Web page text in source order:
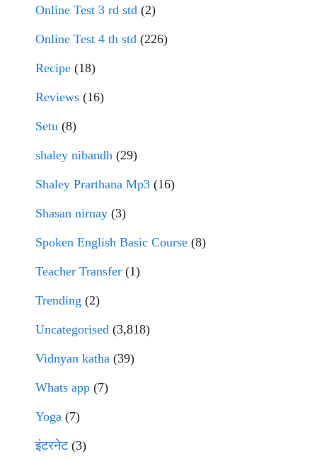
Online Test 3 rd std (2)
Online Test 4 th std (226)
Recipe (18)
Reviews (16)
Setu (8)
shaley nibandh (29)
Shaley Prarthana Mp3 (16)
Shasan nirnay (3)
Spoken English Basic Course (8)
Teacher Transfer (1)
Trending (2)
Uncategorised (3,818)
Vidnyan katha (39)
Whats app (7)
Yoga (7)
इंटरनेट(3)